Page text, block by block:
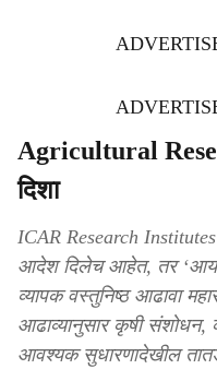
Agricultural
दिशा
ICAR Research Institutes
आदेश दिलेच आहेत, तर
व्यापक वस्तुनिष्ठ आढावा
आढाव्यानुसार कृषी संशोधन,
आवश्यक सुधारणादेखील